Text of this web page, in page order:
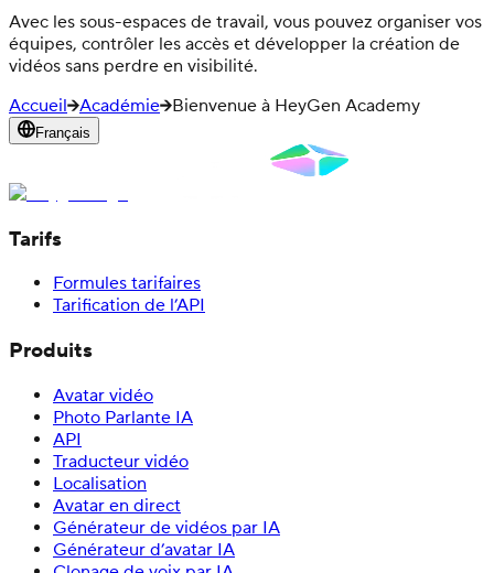
Avec les sous-espaces de travail, vous pouvez organiser vos
équipes, contrôler les accès et développer la création de
vidéos sans perdre en visibilité.
Accueil Académie Bienvenue à HeyGen Academy
Français
Tarifs
Formules tarifaires
Tarification de l’API
Produits
Avatar vidéo
Photo Parlante IA
API
Traducteur vidéo
Localisation
Avatar en direct
Générateur de vidéos par IA
Générateur d’avatar IA